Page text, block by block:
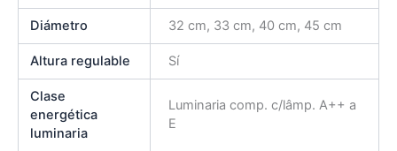
Diámetro 32 cm, 33 cm, 40 cm, 45 cm
Altura regulable Sí
Clase
energética
luminaria
Luminaria comp. c/lâmp. A++ a
E